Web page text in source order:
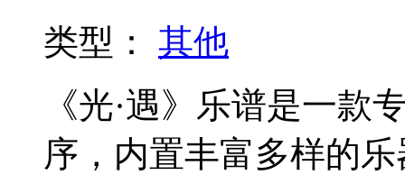
类型： 其他
《光·遇》乐谱是一款
序，内置丰富多样的